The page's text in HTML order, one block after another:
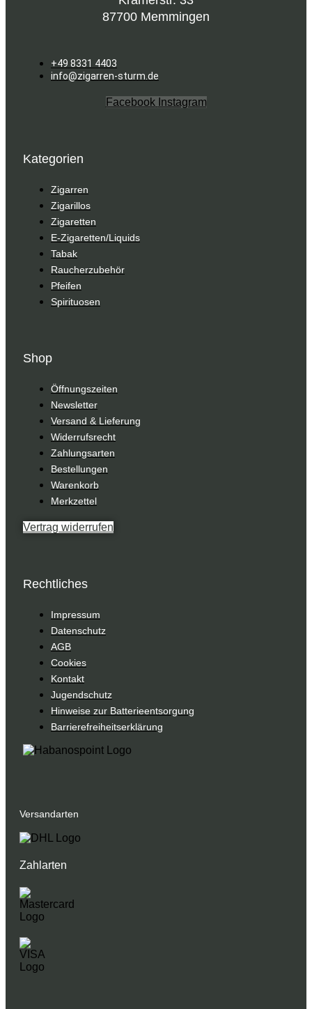
87700 Memmingen
+49 8331 4403
info@zigarren-sturm.de
Facebook Instagram
Kategorien
Zigarren
Zigarillos
Zigaretten
E-Zigaretten/Liquids
Tabak
Raucherzubehör
Pfeifen
Spirituosen
Shop
Öffnungszeiten
Newsletter
Versand & Lieferung
Widerrufsrecht
Zahlungsarten
Bestellungen
Warenkorb
Merkzettel
Vertrag widerrufen
Rechtliches
Impressum
Datenschutz
AGB
Cookies
Kontakt
Jugendschutz
Hinweise zur Batterieentsorgung
Barrierefreiheitserklärung
Versandarten
Zahlarten